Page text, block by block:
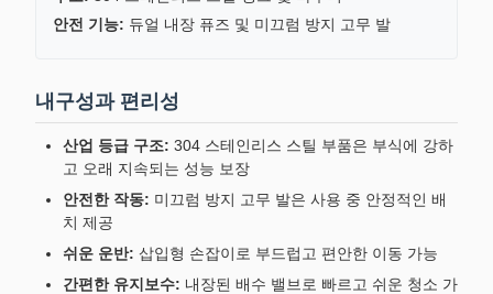
안전 기능: 듀얼 내장 퓨즈 및 미끄럼 방지 고무 발
내구성과 편리성
산업 등급 구조: 304 스테인리스 스틸 부품은 부식에 강하
고 오래 지속되는 성능 보장
안전한 작동: 미끄럼 방지 고무 발은 사용 중 안정적인 배
치 제공
쉬운 운반: 삽입형 손잡이로 부드럽고 편안한 이동 가능
간편한 유지보수: 내장된 배수 밸브로 빠르고 쉬운 청소 가